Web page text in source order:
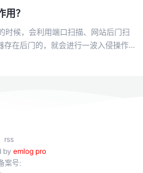
？
时候，会利用端口扫描、网站后门扫
在后门的，就会进行一波入侵操作，
，其中包括了administrator，或Linux
agent，根据不同user返回不同的代
排查的时候是不会发现恶意代码的。
rss
by emlog pro
案号: